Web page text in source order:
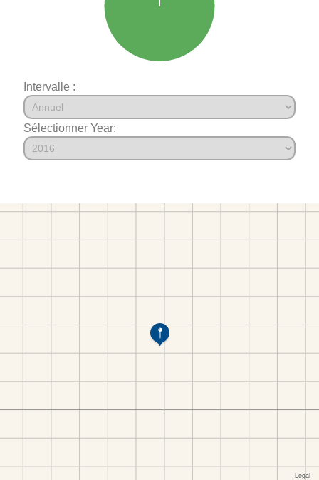
Intervalle :
Sélectionner Year: